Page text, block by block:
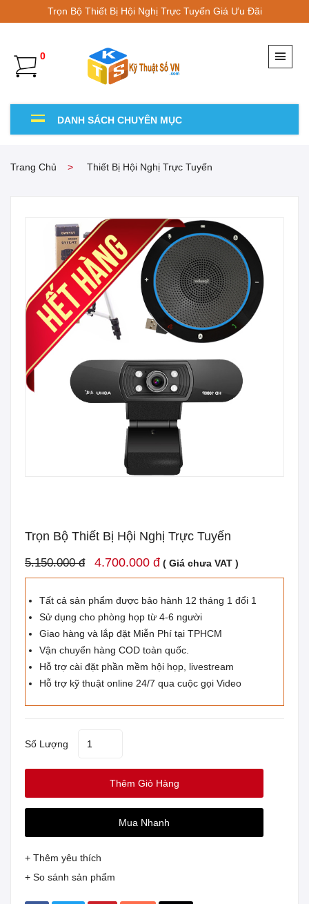
Trọn Bộ Thiết Bị Hội Nghị Trực Tuyến Giá Ưu Đãi
0
DANH SÁCH CHUYÊN MỤC
Trang Chủ Thiết Bị Hội Nghị Trực Tuyến
Trọn Bộ Thiết Bị Hội Nghị Trực Tuyến
5.150.000 đ 4.700.000 đ ( Giá chưa VAT )
Tất cả sản phẩm được bảo hành 12 tháng 1 đổi 1
Sử dụng cho phòng họp từ 4-6 người
Giao hàng và lắp đặt Miễn Phí tại TPHCM
Vận chuyển hàng COD toàn quốc.
Hỗ trợ cài đặt phần mềm hội họp, livestream
Hỗ trợ kỹ thuật online 24/7 qua cuộc gọi Video
Số Lượng
Thêm Giỏ Hàng
Mua Nhanh
+ Thêm yêu thích
+ So sánh sản phẩm